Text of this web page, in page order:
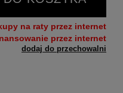
dodaj do przechowalni